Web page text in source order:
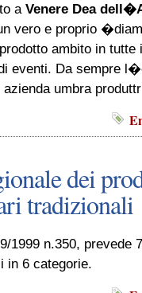
aVenere Dea
vero e proprio
ambito in tutte
eventi. Da sempre
azienda umbra
dei
tradizionali
1999 n.350, prevede
in 6 categorie.